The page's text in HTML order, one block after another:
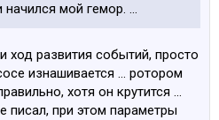
мой гемор. ...
ход развития событий, просто
изнашивается ... ротором
хотя он крутится ...
писал, при этом параметры